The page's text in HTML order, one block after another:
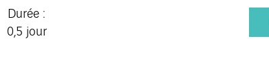
Durée :
0,5 jour